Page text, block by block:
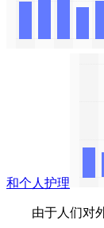
和个人护理
由于人们对外